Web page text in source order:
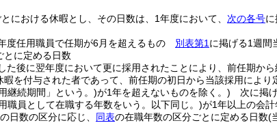
における休暇とし、その日数は、1年度において、 次の各号
度任用職員で任期が6月を超えるもの 別表第1 に掲げる1週間
とに定める日数
た後に翌年度において更に採用されたことにより、前任期か
を付与された者であって、前任期の初日から当該採用によ
継続期間」という。)が1年を超えないものを除く。) 次に掲
職員として在職する年数をいう。以下同じ。)が1年以上の会
日数の区分に応じ、 同表の在職年数の区分ごとに定める日数(